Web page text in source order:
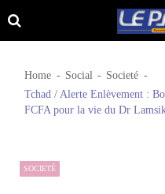
Skip
to
Skip
to
Home Social
Societé
Tchad / Alerte Enlèvement :
FCFA pour la vie du Dr
SOCIETÉ